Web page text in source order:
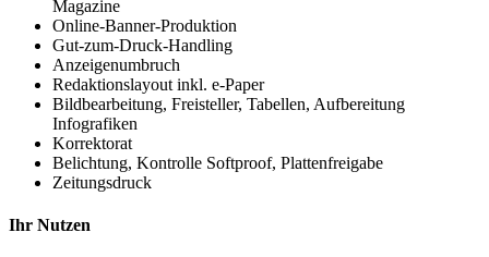
Magazine
Online-Banner-Produktion
Gut-zum-Druck-Handling
Anzeigenumbruch
Redaktionslayout inkl. e-Paper
Bildbearbeitung, Freisteller, Tabellen, Aufbereitung
Infografiken
Korrektorat
Belichtung, Kontrolle Softproof, Plattenfreigabe
Zeitungsdruck
Cosa
Ihr Nutzen